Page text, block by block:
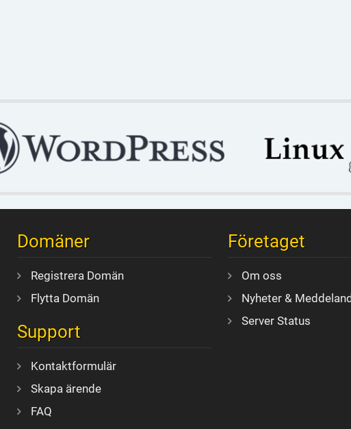
Domäner
Registrera Domän
Flytta Domän
Support
Kontaktformulär
Skapa ärende
FAQ
Företaget
Om oss
Nyheter &
Server Status